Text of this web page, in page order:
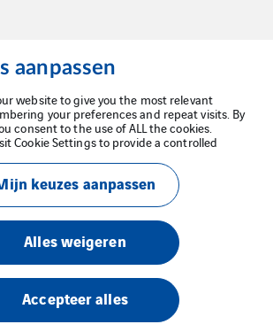
aanpassen
website to give you the most relevant
your preferences and repeat visits. By
consent to the use of ALL the cookies.
Cookie Settings to provide a controlled
keuzes aanpassen
Alles weigeren
Accepteer alles